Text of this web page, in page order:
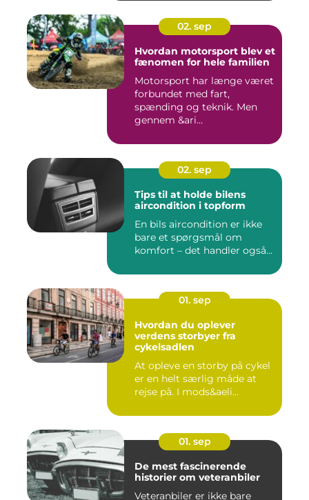
02. sep
Hvordan motorsport blev et
fænomen for hele familien
Motorsport har længe været
forbundet med fart,
spænding og teknik. Men
gennem &ari...
02. sep
Tips til at holde bilens
aircondition i topform
En bils aircondition er ikke
bare et spørgsmål om
komfort – det handler også...
01. sep
Hvordan du oplever
verdens storbyer fra
cykelsadlen
At opleve en storby på cykel
er en helt særlig måde at
rejse på. I mods&aeli...
01. sep
De mest fascinerende
historier om veteranbiler
Veteranbiler er ikke bare